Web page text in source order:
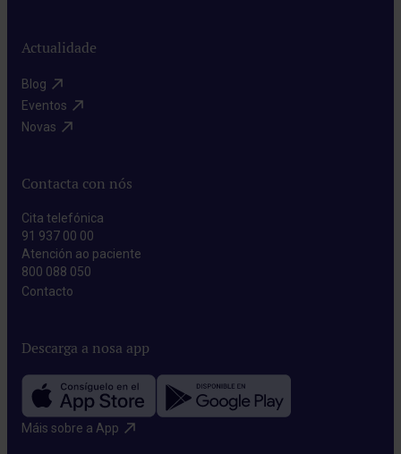
Actualidade
Blog​
Eventos​
Novas​
Contacta con nós
Cita telefónica
91 937 00 00
Atención ao paciente
800 088 050
Contacto​
Descarga a nosa app
Máis sobre a App​